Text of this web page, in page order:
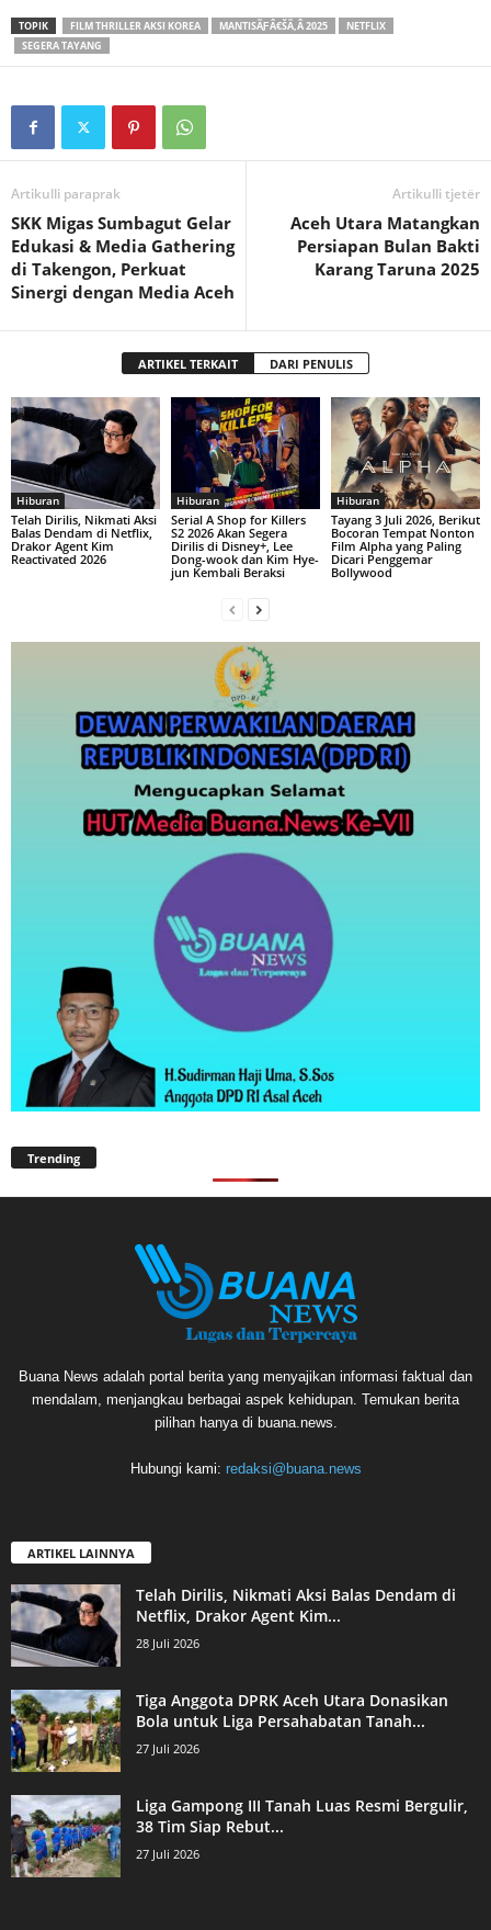
TOPIK FILM THRILLER AKSI KOREA MANTISÃƑÂ€ŠÃ‚Â 2025
NETFLIX
SEGERA TAYANG
Artikulli paraprak
SKK Migas Sumbagut Gelar
Edukasi & Media Gathering
di Takengon, Perkuat
Sinergi dengan Media Aceh
Artikulli tjetër
Aceh Utara Matangkan
Persiapan Bulan Bakti
Karang Taruna 2025
ARTIKEL TERKAIT DARI PENULIS
Hiburan
Telah Dirilis, Nikmati Aksi
Balas Dendam di Netflix,
Drakor Agent Kim
Reactivated 2026
Hiburan
Serial A Shop for Killers
S2 2026 Akan Segera
Dirilis di Disney+, Lee
Dong-wook dan Kim Hye-
jun Kembali Beraksi
Hiburan
Tayang 3 Juli 2026, Berikut
Bocoran Tempat Nonton
Film Alpha yang Paling
Dicari Penggemar
Bollywood
Trending
Buana News adalah portal berita yang menyajikan informasi faktual dan
mendalam, menjangkau berbagai aspek kehidupan. Temukan berita
pilihan hanya di buana.news.
Hubungi kami: redaksi@buana.news
ARTIKEL LAINNYA
Telah Dirilis, Nikmati Aksi Balas Dendam di
Netflix, Drakor Agent Kim...
28 Juli 2026
Tiga Anggota DPRK Aceh Utara Donasikan
Bola untuk Liga Persahabatan Tanah...
27 Juli 2026
Liga Gampong III Tanah Luas Resmi Bergulir,
38 Tim Siap Rebut...
27 Juli 2026